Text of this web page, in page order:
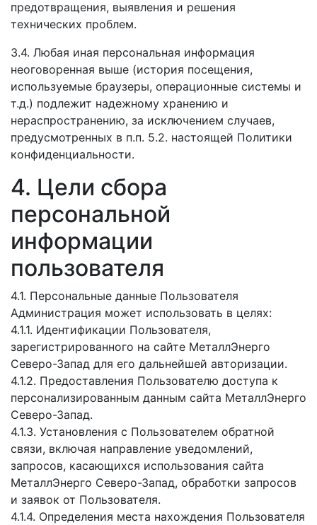
предотвращения, выявления и решения
технических проблем.
3.4. Любая иная персональная информация
неоговоренная выше (история посещения,
используемые браузеры, операционные системы и
т.д.) подлежит надежному хранению и
нераспространению, за исключением случаев,
предусмотренных в п.п. 5.2. настоящей Политики
конфиденциальности.
4. Цели сбора
персональной
информации
пользователя
4.1. Персональные данные Пользователя
Администрация может использовать в целях:
4.1.1. Идентификации Пользователя,
зарегистрированного на сайте МеталлЭнерго
Северо-Запад для его дальнейшей авторизации.
4.1.2. Предоставления Пользователю доступа к
персонализированным данным сайта МеталлЭнерго
Северо-Запад.
4.1.3. Установления с Пользователем обратной
связи, включая направление уведомлений,
запросов, касающихся использования сайта
МеталлЭнерго Северо-Запад, обработки запросов
и заявок от Пользователя.
4.1.4. Определения места нахождения Пользователя